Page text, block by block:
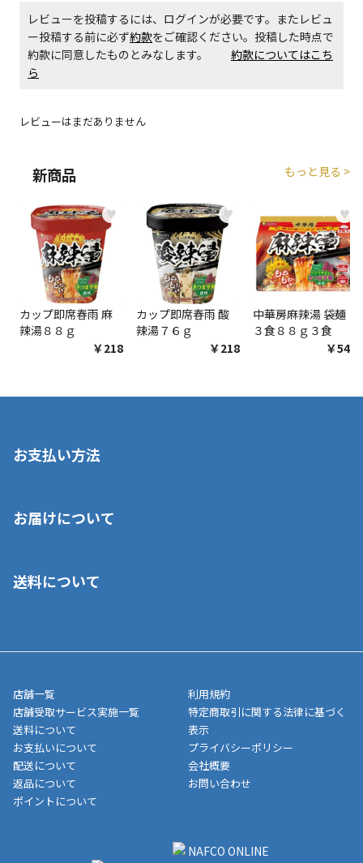
お見積商品です。金額・施工日はお打ち合わせの上、
決定となります。
エアコンの取付工事が必要な商品です。別途費用が発
商品購入個数ごとに送料がかかる商品です
レビューを投稿するには、ログインが必要です。またレビュ
ー投稿する前に必ず約款をご確認ください。投稿した時点で
約款に同意したものとみなします。 約款についてはこち
ら
レビューはまだありません
新商品 もっと見る >
♥
カップ即席春雨 麻
辣湯８８ｇ
￥218
♥
カップ即席春雨 酸
辣湯７６ｇ
￥218
♥
中華房麻辣湯 袋麺
３食８８ｇ３食
￥548
お支払い方法
いいただくことはできません。ご了承ください。
■代金引換(代引)※手数料がかかります
■商品によっては一部決済方法が使用できない場合がございま
す。
お届けについて
ご注文が確認出来次第、1～4営業日に発送いたします。「お取り
業日にてお引渡しとなります。(離島などの場合、例外もあります)
メーカー直送品など一部商品については、その他商品との購入に
制限がかかる場合がございます。また発送日についても、通常と
異なる場合がございます。対象商品の説明ページをご確認くださ
い。
■店舗受取をご選択いただいた場合
ご注文が確認出来次第、お受取される店舗在庫を使用してご準備
をさせていただきます。店舗に在庫がない場合は店舗よりお取り
いただく場合がございます。店舗準備でのお渡しとなる為、商品
送料について
店舗一覧
店舗受取サービス実施一覧
送料について
お支払いについて
配送について
返品について
ポイントについて
利用規約
特定商取引に関する法律に基づく
表示
プライバシーポリシー
会社概要
お問い合わせ